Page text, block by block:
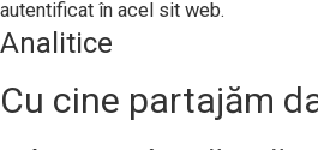
autentificat în acel sit web.
Analitice
Cu cine partajăm